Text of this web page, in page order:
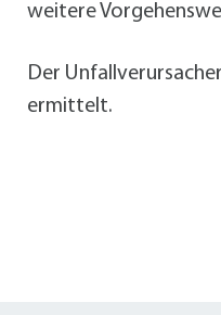
weitere
Der
ermittelt.